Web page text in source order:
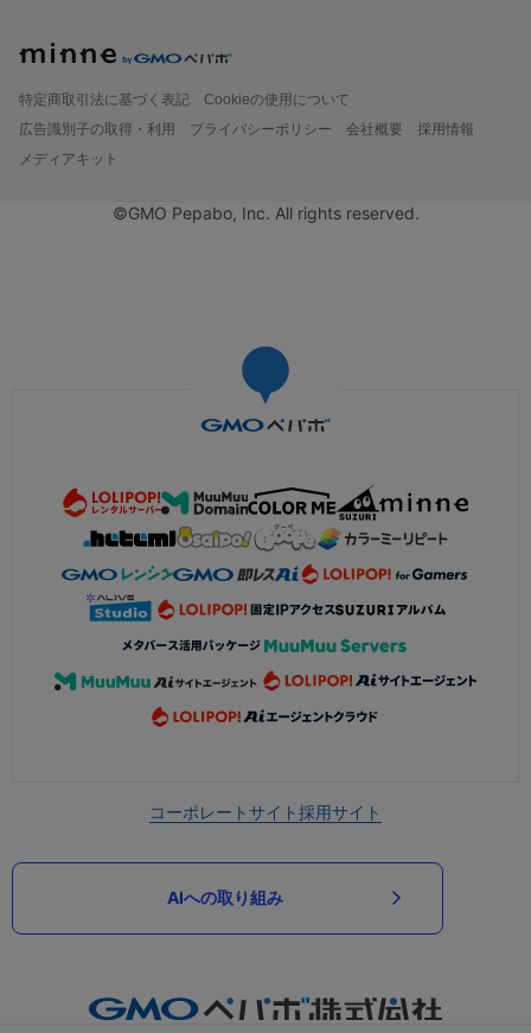
特定商取引法に基づく表記
Cookieの使用について
広告識別子の取得・利用
プライバシーポリシー 会社概要
採用情報
メディアキット
©GMO Pepabo, Inc. All rights reserved.
コーポレートサイト採用サイト
AIへの取り組み